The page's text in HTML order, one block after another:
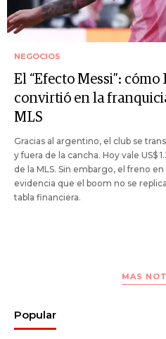
NEGOCIOS
El “Efecto Messi”:
convirtió en la
MLS
Gracias al argentino, el club se
y fuera de la cancha. Hoy vale US$
de la MLS. Sin embargo, el freno
evidencia que el boom no se
tabla financiera.
MAS
Popular